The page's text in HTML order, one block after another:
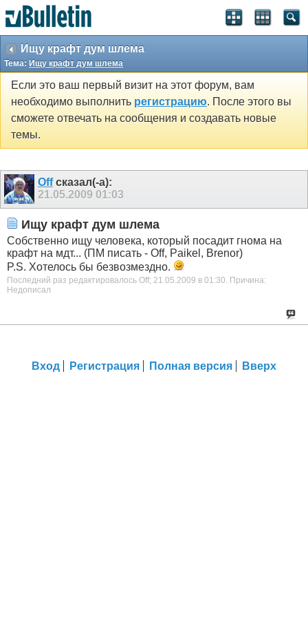
Ищу крафт дум шлема
Тема: Ищу крафт дум шлема
Если это ваш первый визит на этот форум, вам
необходимо выполнить регистрацию. После этого вы
сможете отвечать на сообщения и создавать новые
темы.
Offсказал(-а):
21.05.2009 01:03
Ищу крафт дум шлема
Собственно ищу человека, который посадит гнома на
крафт на мдт... (ПМ писать - Off, Paikel, Brenor)
P.S. Хотелось бы безвозмездно.
Последний раз редактировалось Off; 21.05.2009 в 01:30. Причина:
Недописал
Вход Регистрация Полная версия Вверх